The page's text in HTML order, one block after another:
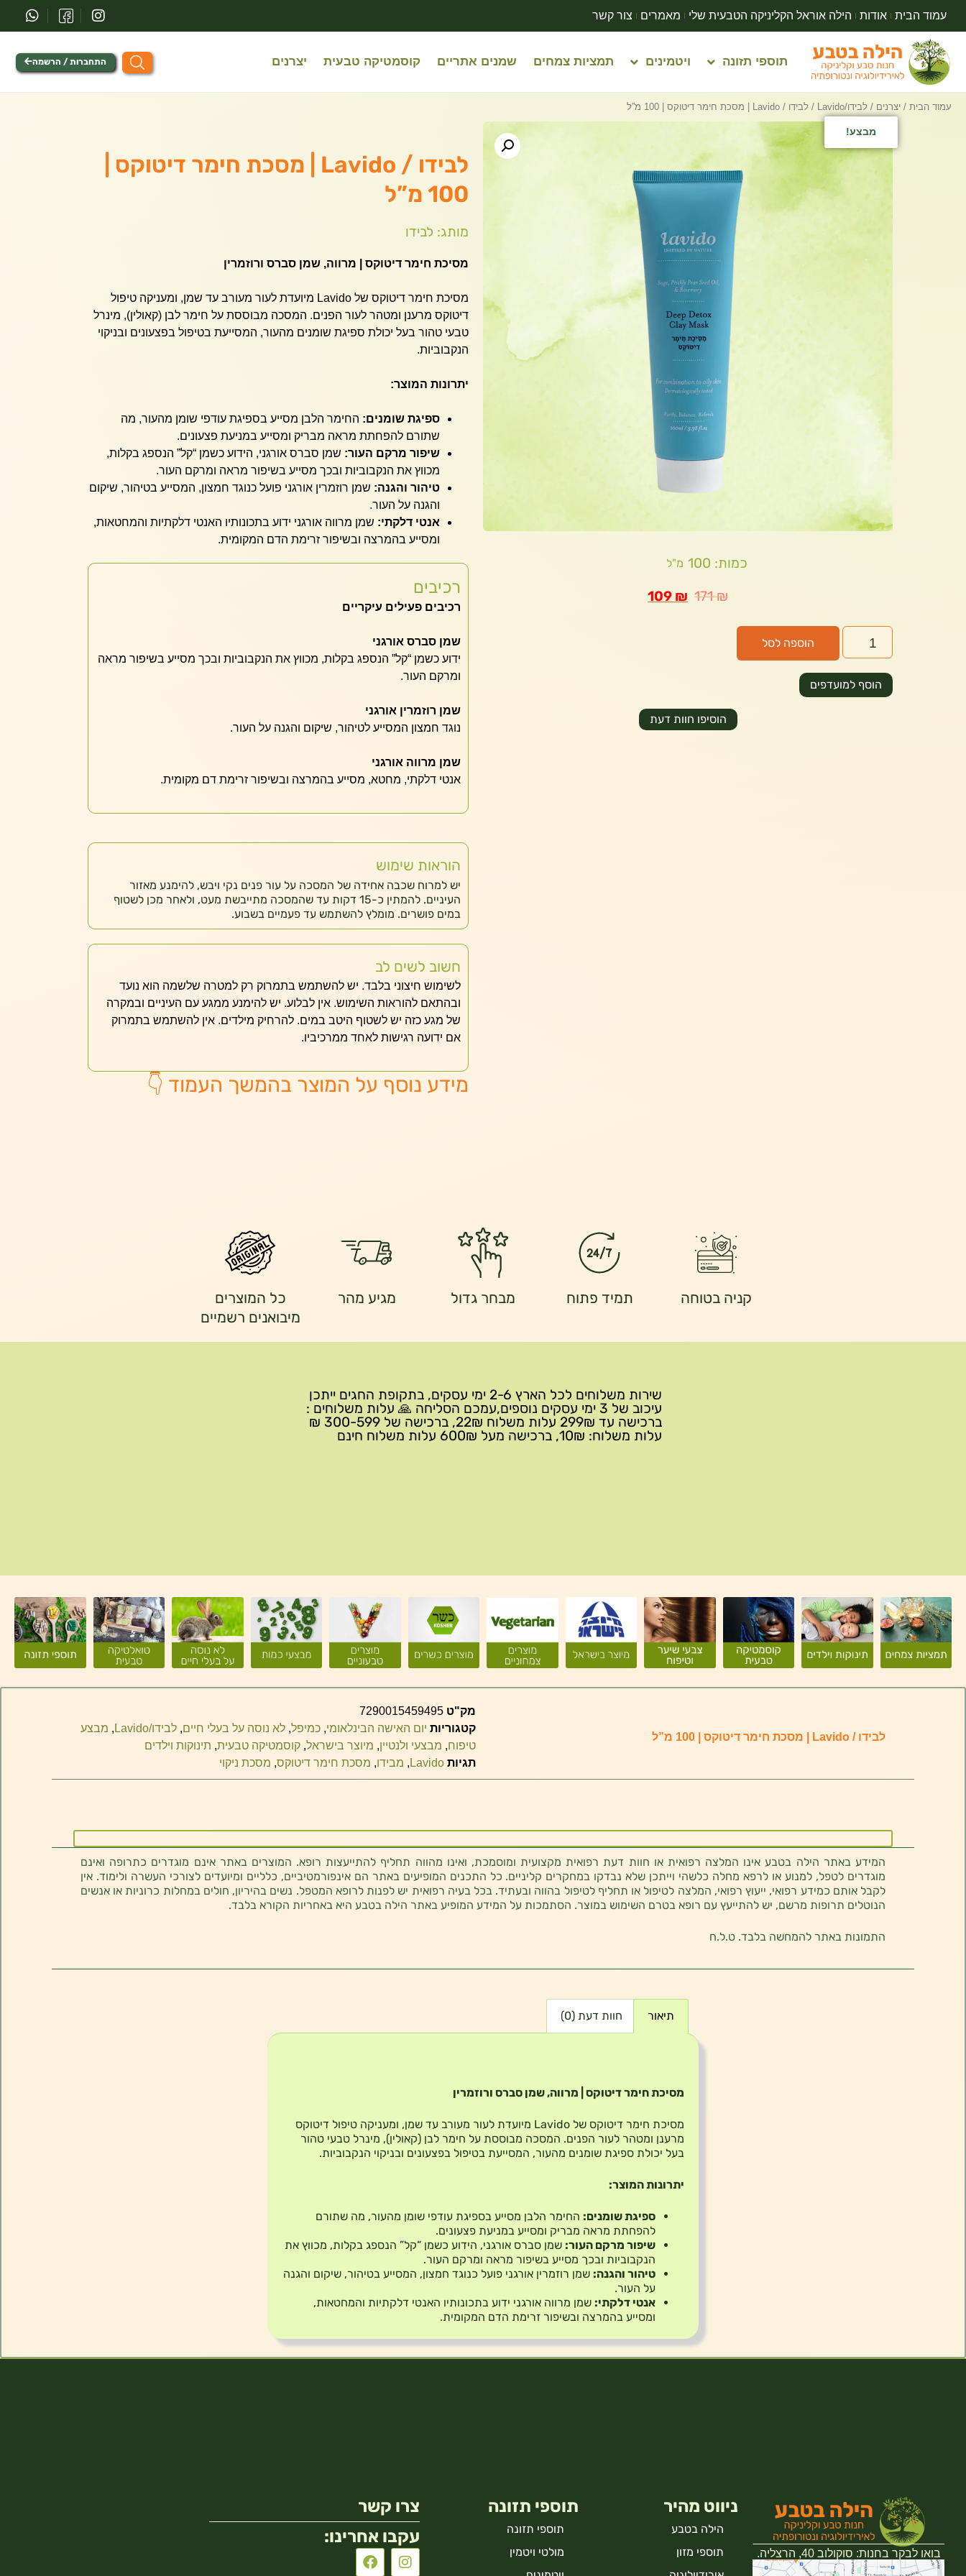
עמוד הבית אודות הילה אוראל הקליניקה הטבעית שלי מאמרים צור קשר
תוספי תזונה ויטמינים תמציות צמחים שמנים אתריים קוסמטיקה טבעית יצרנים התחברות / הרשמה
עמוד הבית / יצרנים / לבידו/Lavido / לבידו / Lavido | מסכת חימר דיטוקס | 100 מ”ל
מבצע!
כמות: 100 מ"ל
171₪
109 ₪
הוספה לסל
הוסיפו חוות דעת
הוסף למועדפים
לבידו / Lavido | מסכת חימר דיטוקס |
100 מ”ל
מותג: לבידו
מסיכת חימר דיטוקס | מרווה, שמן סברס ורוזמרין
מסיכת חימר דיטוקס של Lavido מיועדת לעור מעורב עד שמן, ומעניקה טיפול
דיטוקס מרענן ומטהר לעור הפנים. המסכה מבוססת על חימר לבן (קאולין), מינרל
טבעי טהור בעל יכולת ספיגת שומנים מהעור, המסייעת בטיפול בפצעונים ובניקוי
הנקבוביות.
יתרונות המוצר:
ספיגת שומנים: החימר הלבן מסייע בספיגת עודפי שומן מהעור, מה
שתורם להפחתת מראה מבריק ומסייע במניעת פצעונים.
שיפור מרקם העור: שמן סברס אורגני, הידוע כשמן “קל” הנספג בקלות,
מכווץ את הנקבוביות ובכך מסייע בשיפור מראה ומרקם העור.
טיהור והגנה: שמן רוזמרין אורגני פועל כנוגד חמצון, המסייע בטיהור, שיקום
והגנה על העור.
אנטי דלקתי: שמן מרווה אורגני ידוע בתכונותיו האנטי דלקתיות והמחטאות,
ומסייע בהמרצה ובשיפור זרימת הדם המקומית.
רכיבים
רכיבים פעילים עיקריים
שמן סברס אורגני
ידוע כשמן “קל” הנספג בקלות, מכווץ את הנקבוביות ובכך מסייע בשיפור מראה
ומרקם העור.
שמן רוזמרין אורגני
נוגד חמצון המסייע לטיהור, שיקום והגנה על העור.
שמן מרווה אורגני
אנטי דלקתי, מחטא, מסייע בהמרצה ובשיפור זרימת דם מקומית.
הוראות שימוש
יש למרוח שכבה אחידה של המסכה על עור פנים נקי ויבש, להימנע מאזור
העיניים. להמתין כ-15 דקות עד שהמסכה מתייבשת מעט, ולאחר מכן לשטוף
במים פושרים. מומלץ להשתמש עד פעמיים בשבוע.
חשוב לשים לב
לשימוש חיצוני בלבד. יש להשתמש בתמרוק רק למטרה שלשמה הוא נועד
ובהתאם להוראות השימוש. אין לבלוע. יש להימנע ממגע עם העיניים ובמקרה
של מגע כזה יש לשטוף היטב במים. להרחיק מילדים. אין להשתמש בתמרוק
אם ידועה רגישות לאחד ממרכיביו.
מידע נוסף על המוצר בהמשך העמוד 👇
קניה בטוחה תמיד פתוח מבחר גדול מגיע מהר
כל המוצרים
מיבואנים רשמיים
שירות משלוחים לכל הארץ 2-6 ימי עסקים, בתקופת החגים ייתכן
עיכוב של 3 ימי עסקים נוספים,עמכם הסליחה 🙏 עלות משלוחים :
ברכישה עד 299₪ עלות משלוח 22₪, ברכישה של 300-599 ₪
עלות משלוח: 10₪, ברכישה מעל 600₪ עלות משלוח חינם
לבידו / Lavido | מסכת חימר דיטוקס | 100 מ”ל
מק"ט 7290015459495
קטגוריות יום האישה הבינלאומי, כמיפל, לא נוסה על בעלי חיים, לבידו/Lavido , מבצע
טיפוח, מבצעי ולנטיין, מיוצר בישראל, קוסמטיקה טבעית, תינוקות וילדים
תגיות Lavido
, מבידו, מסכת חימר דיטוקס, מסכת ניקוי
המידע באתר הילה בטבע אינו המלצה רפואית או חוות דעת רפואית מקצועית ומוסמכת, ואינו מהווה תחליף להתייעצות רופא. המוצרים באתר אינם מוגדרים כתרופה ואינם
מוגדרים לטפל, למנוע או לרפא מחלה כלשהי וייתכן שלא נבדקו במחקרים קליניים. כל התכנים המופיעים באתר הם אינפורמטיביים, כלליים ומיועדים לצורכי העשרה ולימוד. אין
לקבל אותם כמידע רפואי, ייעוץ רפואי, המלצה לטיפול או תחליף לטיפול בהווה ובעתיד. בכל בעיה רפואית יש לפנות לרופא המטפל. נשים בהיריון, חולים במחלות כרוניות או אנשים
הנוטלים תרופות מרשם, יש להתייעץ עם רופא בטרם השימוש במוצר. הסתמכות על המידע המופיע באתר הילה בטבע היא באחריות הקורא בלבד.
התמונות באתר להמחשה בלבד. ט.ל.ח
תיאור חוות דעת (0)
מסיכת חימר דיטוקס | מרווה, שמן סברס ורוזמרין
מסיכת חימר דיטוקס של Lavido מיועדת לעור מעורב עד שמן, ומעניקה טיפול דיטוקס
מרענן ומטהר לעור הפנים. המסכה מבוססת על חימר לבן (קאולין), מינרל טבעי טהור
בעל יכולת ספיגת שומנים מהעור, המסייעת בטיפול בפצעונים ובניקוי הנקבוביות.
יתרונות המוצר:
ספיגת שומנים: החימר הלבן מסייע בספיגת עודפי שומן מהעור, מה שתורם
להפחתת מראה מבריק ומסייע במניעת פצעונים.
שיפור מרקם העור: שמן סברס אורגני, הידוע כשמן “קל” הנספג בקלות, מכווץ את
הנקבוביות ובכך מסייע בשיפור מראה ומרקם העור.
טיהור והגנה: שמן רוזמרין אורגני פועל כנוגד חמצון, המסייע בטיהור, שיקום והגנה
על העור.
אנטי דלקתי: שמן מרווה אורגני ידוע בתכונותיו האנטי דלקתיות והמחטאות,
ומסייע בהמרצה ובשיפור זרימת הדם המקומית.
בואו לבקר בחנות: סוקולוב 40, הרצליה.
ניווט מהיר
הילה בטבע
תוספי מזון
תוספי תזונה
תוספי תזונה
מולטי ויטמין
צרו קשר
עקבו אחרינו: